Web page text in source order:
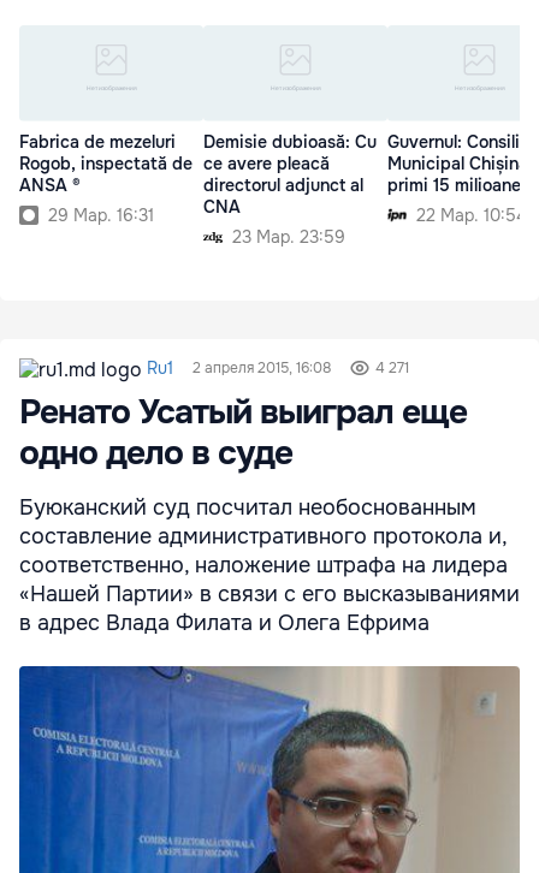
Fabrica de mezeluri
Rogob, inspectată de
ANSA ®
29 Мар. 16:31
Demisie dubioasă: Cu
ce avere pleacă
directorul adjunct al
CNA
23 Мар. 23:59
Guvernul: Consiliul
Municipal
primi 15 milioane
22 Мар. 10:54
Ru1 2 апреля 2015, 16:08 4 271
Ренато Усатый выиграл еще
одно дело в суде
Буюканский суд посчитал необоснованным
составление административного протокола и,
соответственно, наложение штрафа на лидера
«Нашей Партии» в связи с его высказываниями
в адрес Влада Филата и Олега Ефрима